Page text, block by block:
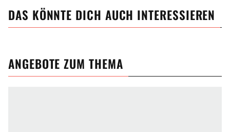
DAS KÖNNTE DICH AUCH INTERESSIEREN
ANGEBOTE ZUM THEMA